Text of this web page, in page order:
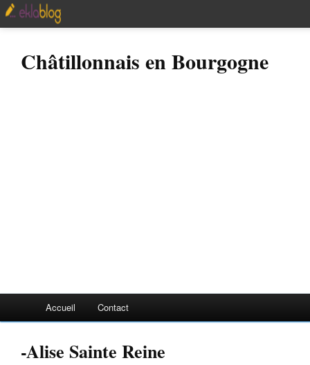
Châtillonnais en Bourgogne
Accueil Contact
-Alise Sainte Reine